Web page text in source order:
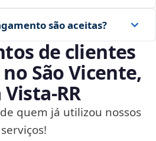
são aceitas?
de clientes
São Vicente,
quem já utilizou nossos
serviços!